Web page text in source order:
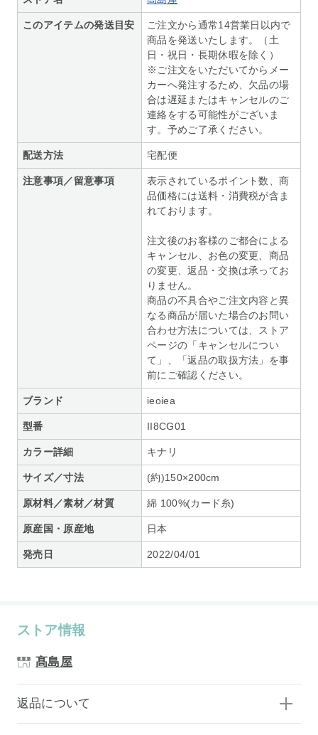
このアイテムの発送目安
ご注文から通常14営業日以内で
商品を発送いたします。（土
日・祝日・長期休暇を除く）
※ご注文をいただいてからメー
カーへ発注するため、欠品の場
合は遅延またはキャンセルのご
連絡をする可能性がございま
す。予めご了承ください。
配送方法 宅配便
注意事項／留意事項
表示されているポイント数、商
品価格には送料・消費税が含ま
れております。
注文後のお客様のご都合による
キャンセル、お色の変更、商品
の変更、返品・交換は承ってお
りません。
商品の不具合やご注文内容と異
なる商品が届いた場合のお問い
合わせ方法については、ストア
ページの「キャンセルについ
て」、「返品の取扱方法」を事
前にご確認ください。
ブランド ieoiea
型番 II8CG01
カラー詳細 キナリ
サイズ／寸法 (約)150×200cm
原材料／素材／材質 綿 100%(カード糸)
原産国・原産地 日本
発売日 2022/04/01
ストア情報
髙島屋
返品について